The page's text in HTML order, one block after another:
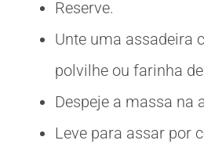
Reserve.
Unte uma assadeira
polvilhe ou farinha
Despeje a massa na
Leve para assar por